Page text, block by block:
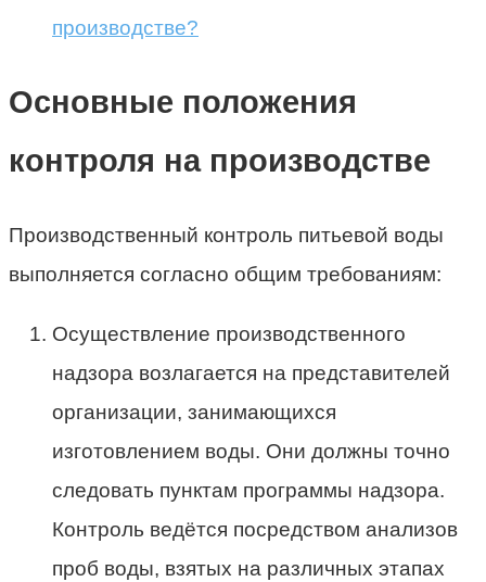
производстве?
Основные положения
контроля на производстве
Производственный контроль питьевой воды
выполняется согласно общим требованиям:
Осуществление производственного
надзора возлагается на представителей
организации, занимающихся
изготовлением воды. Они должны точно
следовать пунктам программы надзора.
Контроль ведётся посредством анализов
проб воды, взятых на различных этапах